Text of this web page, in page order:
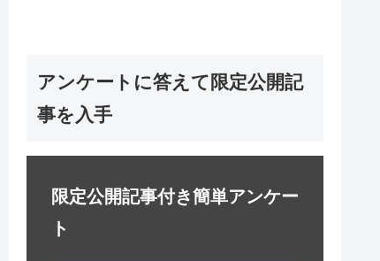
アンケートに答えて限定公開記
事を入手
限定公開記事付き簡単アンケー
ト